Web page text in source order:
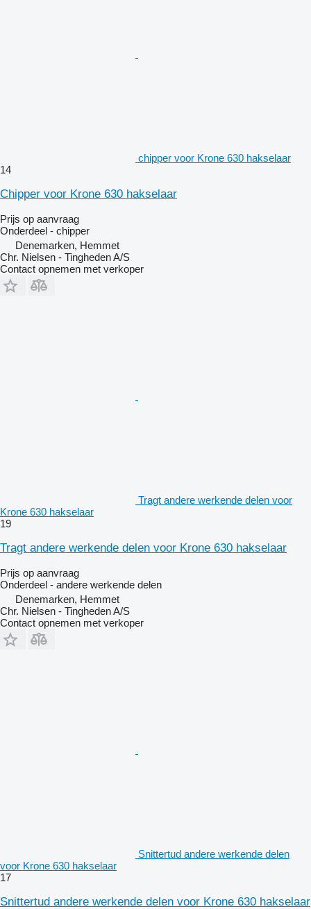
chipper voor Krone 630 hakselaar
14
Chipper voor Krone 630 hakselaar
Prijs op aanvraag
Onderdeel - chipper
Denemarken, Hemmet
Chr. Nielsen - Tingheden A/S
Contact opnemen met verkoper
Tragt andere werkende delen voor
Krone 630 hakselaar
19
Tragt andere werkende delen voor Krone 630 hakselaar
Prijs op aanvraag
Onderdeel - andere werkende delen
Denemarken, Hemmet
Chr. Nielsen - Tingheden A/S
Contact opnemen met verkoper
Snittertud andere werkende delen
voor Krone 630 hakselaar
17
Snittertud andere werkende delen voor Krone 630 hakselaar